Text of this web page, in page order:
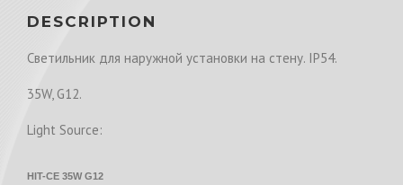
DESCRIPTION
Светильник для наружной установки на стену. IP54.
35W, G12.
Light Source:
HIT-CE 35W G12